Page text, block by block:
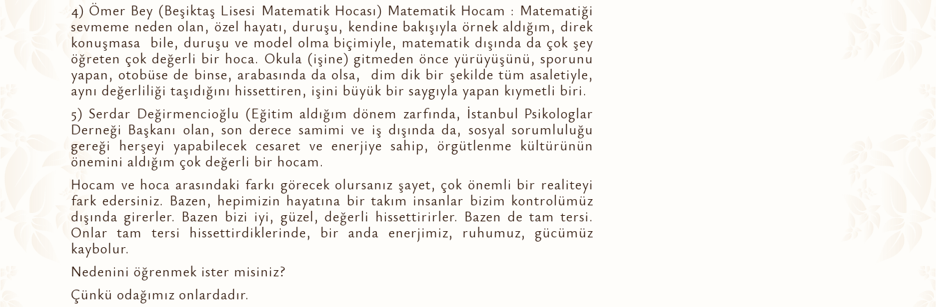
4) Ömer Bey (Beşiktaş Lisesi Matematik Hocası) Matematik Hocam : Matematiği
sevmeme neden olan, özel hayatı, duruşu, kendine bakışıyla örnek aldığım, direk
konuşmasa bile, duruşu ve model olma biçimiyle, matematik dışında da çok şey
öğreten çok değerli bir hoca. Okula (işine) gitmeden önce yürüyüşünü, sporunu
yapan, otobüse de binse, arabasında da olsa, dim dik bir şekilde tüm asaletiyle,
aynı değerliliği taşıdığını hissettiren, işini büyük bir saygıyla yapan kıymetli biri.
5) Serdar Değirmencioğlu (Eğitim aldığım dönem zarfında, İstanbul Psikologlar
Derneği Başkanı olan, son derece samimi ve iş dışında da, sosyal sorumluluğu
gereği herşeyi yapabilecek cesaret ve enerjiye sahip, örgütlenme kültürünün
önemini aldığım çok değerli bir hocam.
Hocam ve hoca arasındaki farkı görecek olursanız şayet, çok önemli bir realiteyi
fark edersiniz. Bazen, hepimizin hayatına bir takım insanlar bizim kontrolümüz
dışında girerler. Bazen bizi iyi, güzel, değerli hissettirirler. Bazen de tam tersi.
Onlar tam tersi hissettirdiklerinde, bir anda enerjimiz, ruhumuz, gücümüz
kaybolur.
Nedenini öğrenmek ister misiniz?
Çünkü odağımız onlardadır.